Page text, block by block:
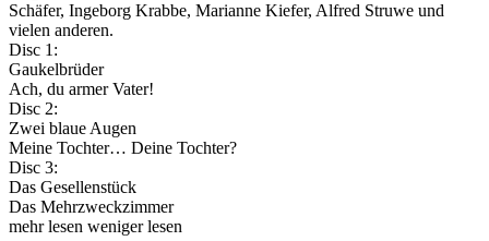
Schäfer, Ingeborg Krabbe, Marianne Kiefer, Alfred Struwe und
vielen anderen.
Disc 1:
Gaukelbrüder
Ach, du armer Vater!
Disc 2:
Zwei blaue Augen
Meine Tochter… Deine Tochter?
Disc 3:
Das Gesellenstück
Das Mehrzweckzimmer
mehr lesen weniger lesen